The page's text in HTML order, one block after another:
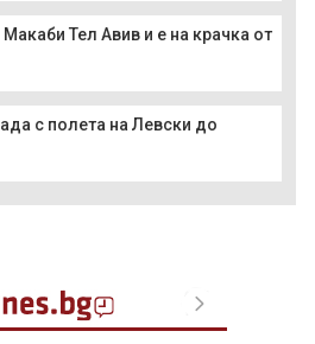
Тел Авив и е на крачка от
с полета на Левски до